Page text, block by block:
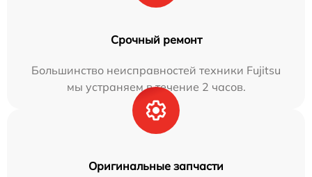
Срочный ремонт
Большинство неисправностей техники Fujitsu
мы устраняем в течение 2 часов.
Оригинальные запчасти